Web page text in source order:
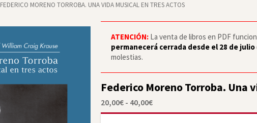
FEDERICO MORENO TORROBA. UNA VIDA MUSICAL EN TRES ACTOS
ATENCIÓN: La venta de libros en PDF
permanecerá cerrada desde el 28 de
molestias.
Federico Moreno Torroba. Una
20,00€ - 40,00€Rango
de